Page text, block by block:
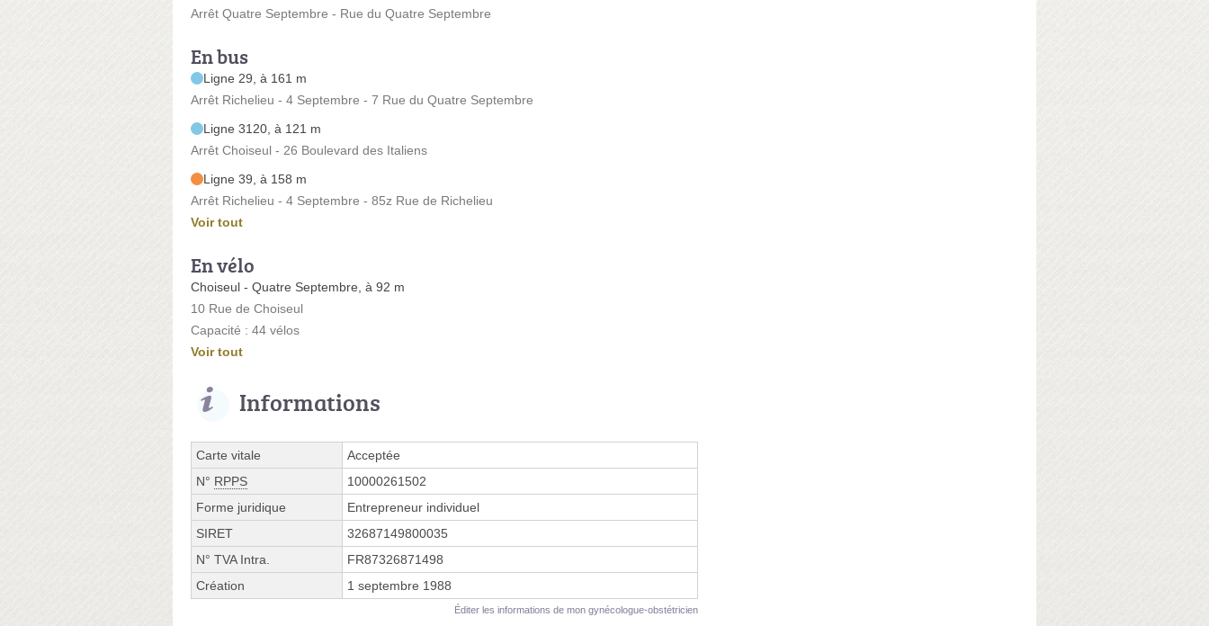
Arrêt Quatre Septembre - Rue du Quatre Septembre
En bus
Ligne 29, à 161 m
Arrêt Richelieu - 4 Septembre - 7 Rue du Quatre Septembre
Ligne 3120, à 121 m
Arrêt Choiseul - 26 Boulevard des Italiens
Ligne 39, à 158 m
Arrêt Richelieu - 4 Septembre - 85z Rue de Richelieu
Voir tout
En vélo
Choiseul - Quatre Septembre, à 92 m
10 Rue de Choiseul
Capacité : 44 vélos
Voir tout
Informations
Carte vitale
Acceptée
N° RPPS
10000261502
Forme juridique
Entrepreneur individuel
SIRET
32687149800035
N° TVA Intra.
FR87326871498
Création
1 septembre 1988
Éditer les informations de mon gynécologue-obstétricien